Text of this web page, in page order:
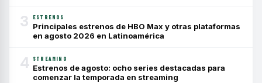
3 ESTRENOS
Principales estrenos de HBO Max y otras plataformas
en agosto 2026 en Latinoamérica
4 STREAMING
Estrenos de agosto: ocho series destacadas para
comenzar la temporada en streaming